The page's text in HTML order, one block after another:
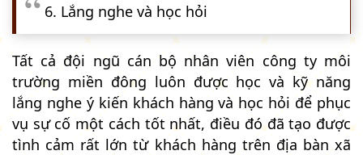
6. Lắng nghe và học hỏi
Tất cả đội ngũ cán bộ nhân viên công ty môi
trường miền đông luôn được học và kỹ năng
lắng nghe ý kiến khách hàng và học hỏi để phục
vụ sự cố một cách tốt nhất, điều đó đã tạo được
tình cảm rất lớn từ khách hàng trên địa bàn xã